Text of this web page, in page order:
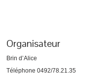
Organisateur
Brin d’Alice
Téléphone 0492/78.21.35